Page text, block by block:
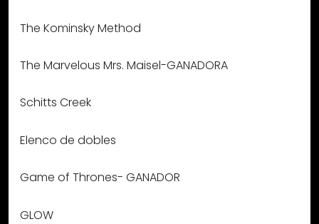
The Kominsky Method
The Marvelous Mrs. Maisel-GANADORA
Schitts Creek
Elenco de dobles
Game of Thrones- GANADOR
GLOW